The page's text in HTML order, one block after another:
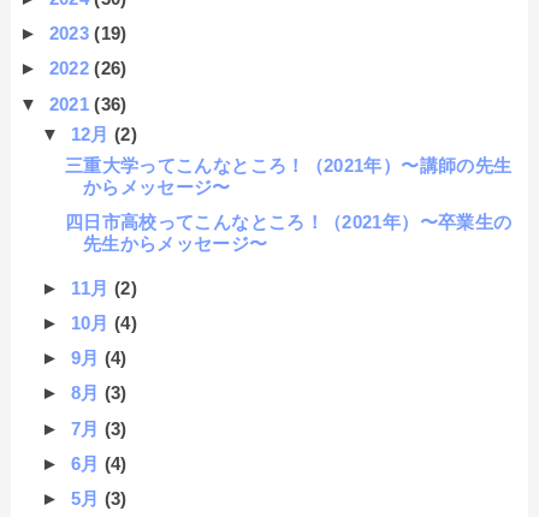
► 2023(19)
► 2022(26)
▼ 2021(36)
▼ 12月 (2)
三重大学ってこんなところ！（2021年）〜講師の先生
からメッセージ〜
四日市高校ってこんなところ！（2021年）〜卒業生の
先生からメッセージ〜
► 11月 (2)
► 10月 (4)
► 9月 (4)
► 8月 (3)
► 7月 (3)
► 6月 (4)
► 5月 (3)